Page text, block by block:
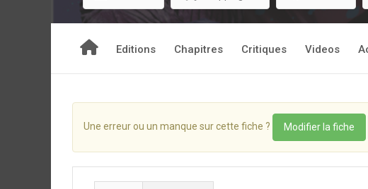
quand on est mi-homme mi-succube, craint et détesté des
Editions Chapitres Critiques Videos
Une erreur ou un manque sur cette fiche ? Modifier la fiche